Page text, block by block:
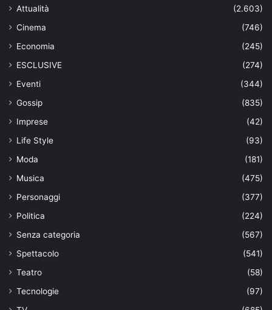
Attualità
(2.603)
Cinema
(746)
Economia
(245)
ESCLUSIVE
(274)
Eventi
(344)
Gossip
(835)
Imprese
(42)
Life Style
(93)
Moda
(181)
Musica
(475)
Personaggi
(377)
Politica
(224)
Senza categoria
(567)
Spettacolo
(541)
Teatro
(58)
Tecnologie
(97)